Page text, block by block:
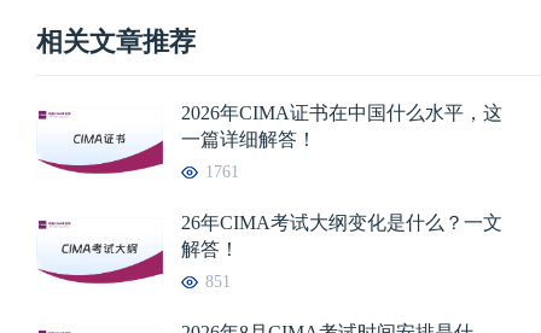
相关文章推荐
2026年CIMA证书在中国什么水平，这
一篇详细解答！
1761
26年CIMA考试大纲变化是什么？一文
解答！
851